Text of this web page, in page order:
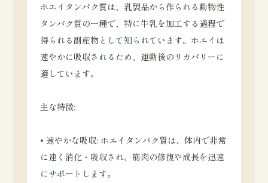
ホエイタンパク質は、乳製品から作られる動物性
タンパク質の一種で、特に牛乳を加工する過程で
得られる副産物として知られています。ホエイは
速やかに吸収されるため、運動後のリカバリーに
適しています。
主な特徴:
• 速やかな吸収: ホエイタンパク質は、体内で非常
に速く消化・吸収され、筋肉の修復や成長を迅速
にサポートします。